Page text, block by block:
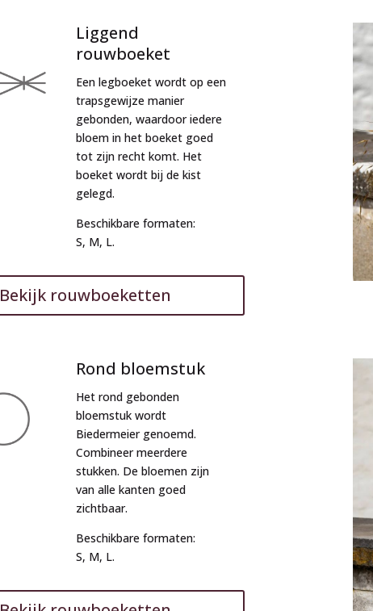
Liggend
rouwboeket
Een legboeket wordt op een
trapsgewijze manier
gebonden, waardoor iedere
bloem in het boeket goed
tot zijn recht komt. Het
boeket wordt bij de kist
gelegd.
Beschikbare formaten:
S, M, L.
Bekijk rouwboeketten
Rond bloemstuk
Het rond gebonden
bloemstuk wordt
Biedermeier genoemd.
Combineer meerdere
stukken. De bloemen zijn
van alle kanten goed
zichtbaar.
Beschikbare formaten:
S, M, L.